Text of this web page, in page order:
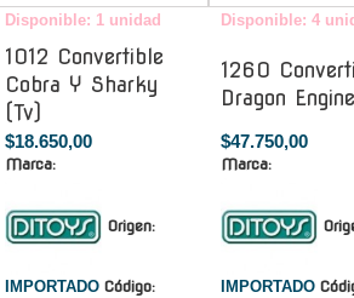
Disponible: 1 unidad
1012 Convertible
Cobra Y Sharky
(Tv)
$18.650,00
Marca:
Origen:
IMPORTADO Código:
Disponible: 4
1260
Dragon
$47.750,00
Marca:
IMPORTADO